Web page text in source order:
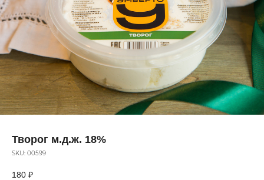
Творог м.д.ж. 18%
SKU: 00599
180 ₽